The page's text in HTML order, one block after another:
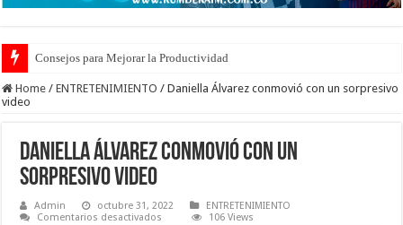
Cuidado de Escaras en la Piel: Prevención y Tratamiento Eficaz
Home / ENTRETENIMIENTO / Daniella Álvarez conmovió con un sorpresivo
video
Daniella Álvarez conmovió con un
sorpresivo video
Admin octubre 31, 2022
ENTRETENIMIENTO
Comentarios desactivados
106 Views